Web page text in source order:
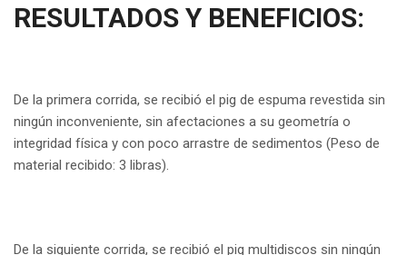
RESULTADOS Y BENEFICIOS:
De la primera corrida, se recibió el pig de espuma revestida sin
ningún inconveniente, sin afectaciones a su geometría o
integridad física y con poco arrastre de sedimentos (Peso de
material recibido: 3 libras).
De la siguiente corrida, se recibió el pig multidiscos sin ningún